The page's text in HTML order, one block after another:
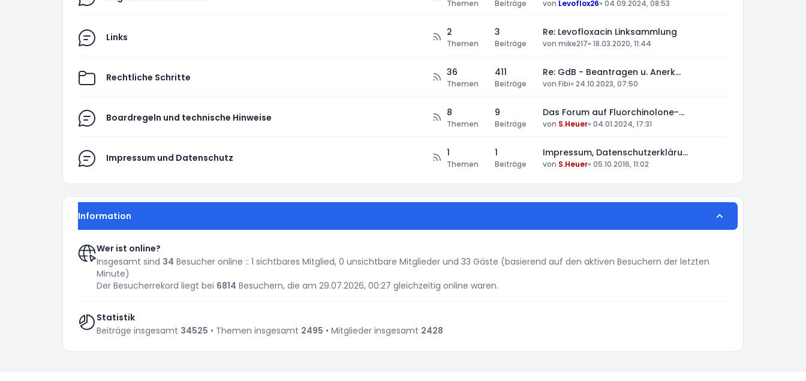
Themen Beiträge von Levoflox26» 04.09.2024, 08:53
Links 2
Themen
3
Beiträge
Re: Levofloxacin Linksammlung
von mike217» 18.03.2020, 11:44
Rechtliche Schritte 36
Themen
411
Beiträge
Re: GdB - Beantragen u. Anerk…
von Fibi» 24.10.2023, 07:50
Boardregeln und technische Hinweise 8
Themen
9
Beiträge
Das Forum auf Fluorchinolone-…
von S.Heuer» 04.01.2024, 17:31
Impressum und Datenschutz 1
Themen
1
Beiträge
Impressum, Datenschutzerkläru…
von S.Heuer» 05.10.2016, 11:02
Information
Wer ist online?
Insgesamt sind 34 Besucher online :: 1 sichtbares Mitglied, 0 unsichtbare Mitglieder und 33 Gäste (basierend auf den aktiven Besuchern der letzten
Minute)
Der Besucherrekord liegt bei 6814 Besuchern, die am 29.07.2026, 00:27 gleichzeitig online waren.
Statistik
Beiträge insgesamt 34525 • Themen insgesamt 2495 • Mitglieder insgesamt 2428